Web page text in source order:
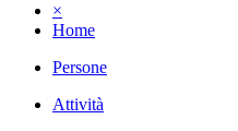
×
Home
Persone
Attività